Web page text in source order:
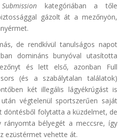
kategóriában a tőle
gázolt át a mezőnyön,
de rendkívül tanulságos napot
domináns bunyóval utasította
és lett első, azonban Full
(és a szabálytalan találatok)
két illegális lágyékrúgást is
végtelenül sportszerűen saját
döntésből folytatta a küzdelmet, de
rányomta bélyegét a meccsre, így
ezüstérmet vehette át.